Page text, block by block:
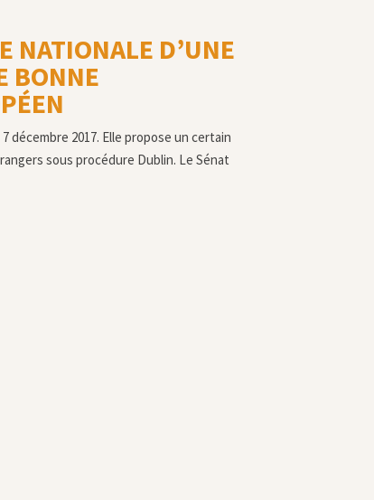
NATIONALE D’UNE
BONNE
décembre 2017. Elle propose un certain
sous procédure Dublin. Le Sénat